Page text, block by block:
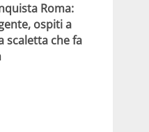
Roma:
ospiti a
scaletta che fa